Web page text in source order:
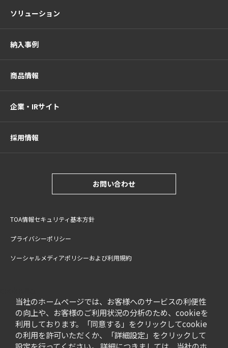
当社のホームページでは、お客様へのサービスの利便性
の向上や、お客様のご利用状況の分析のため、cookieを
利用しております。「同意する」をクリックしてcookie
の利用を許可いただくか、「詳細設定」をクリックして
ソリューション
納入事例
商品情報
企業・IRサイト
採用情報
お問い合わせ
TOA情報セキュリティ基本方針
プライバシーポリシー
ソーシャルメディアポリシーおよび利用規約
特定商取引法に基づく表記